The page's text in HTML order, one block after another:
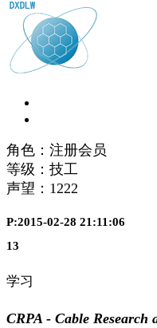
角色：注册会员
等级：技工
声望： 1222
P:2015-02-28 21:11:06
13
学习
CRPA - Cable